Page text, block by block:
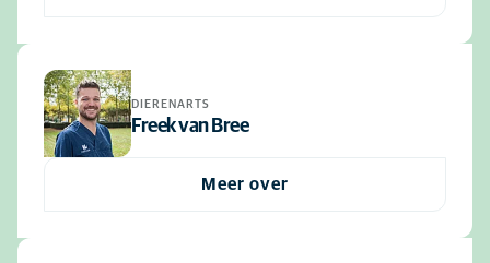
DIERENARTS
Freek van Bree
Meer over